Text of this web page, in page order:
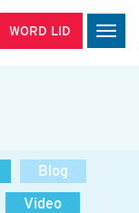
WORD LID
Blog
Video